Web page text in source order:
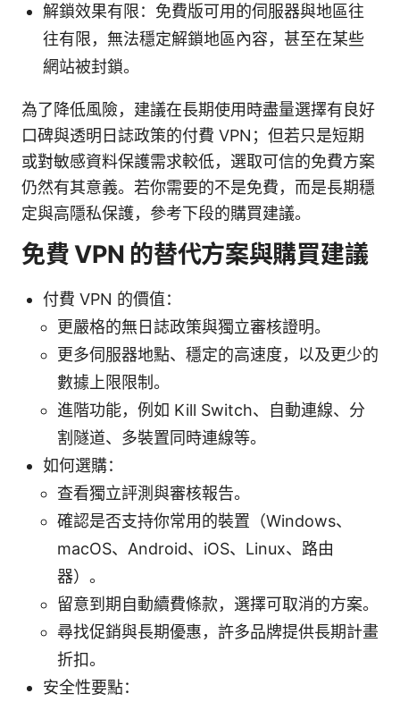
解鎖效果有限：免費版可用的伺服器與地區往
往有限，無法穩定解鎖地區內容，甚至在某些
網站被封鎖。
為了降低風險，建議在長期使用時盡量選擇有良好
口碑與透明日誌政策的付費 VPN；但若只是短期
或對敏感資料保護需求較低，選取可信的免費方案
仍然有其意義。若你需要的不是免費，而是長期穩
定與高隱私保護，參考下段的購買建議。
免費 VPN 的替代方案與購買建議
付費 VPN 的價值：
更嚴格的無日誌政策與獨立審核證明。
更多伺服器地點、穩定的高速度，以及更少的
數據上限限制。
進階功能，例如 Kill Switch、自動連線、分
割隧道、多裝置同時連線等。
如何選購：
查看獨立評測與審核報告。
確認是否支持你常用的裝置（Windows、
macOS、Android、iOS、Linux、路由
器）。
留意到期自動續費條款，選擇可取消的方案。
尋找促銷與長期優惠，許多品牌提供長期計畫
折扣。
安全性要點：